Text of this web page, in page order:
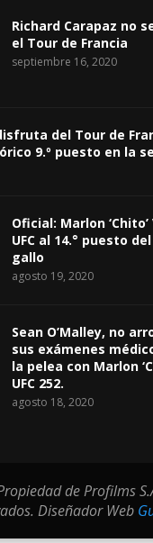
Richard Carapaz no
el Tour de Francia
septiembre 16, 2020
del Tour de
9.º puesto en la
Oficial: Marlon
UFC al 14.° puesto
gallo
agosto 19, 2020
Sean O’Malley, no
sus exámenes
la pelea con Marlon
UFC 252.
agosto 18, 2020
de Profilms
Diseñador Web